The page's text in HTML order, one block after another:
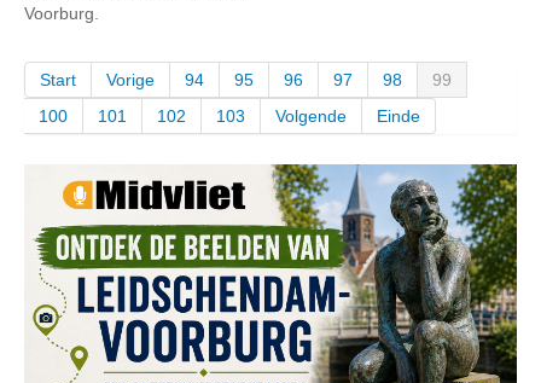
Voorburg.
Start Vorige 94 95 96 97 98
99
100
101 102 103 Volgende Einde